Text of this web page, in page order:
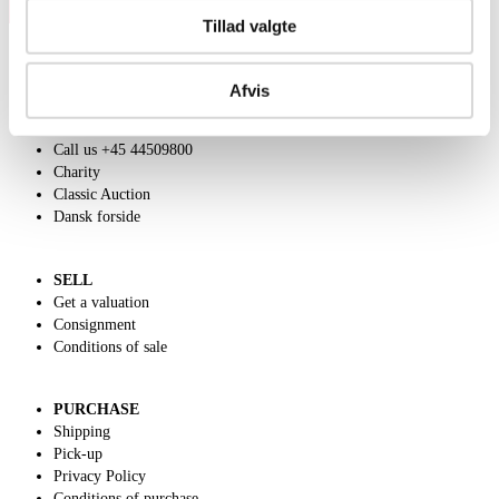
Tillad valgte
Afvis
Call us +45 44509800
Charity
Classic Auction
Dansk forside
SELL
Get a valuation
Consignment
Conditions of sale
PURCHASE
Shipping
Pick-up
Privacy Policy